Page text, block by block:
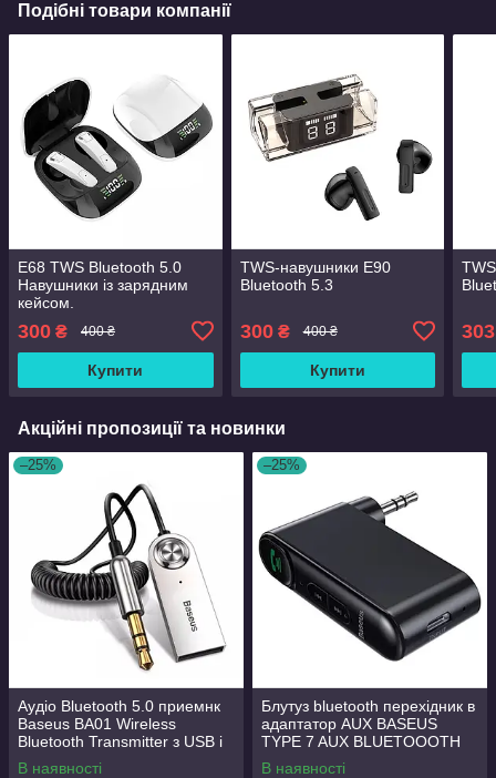
Подібні товари компанії
E68 TWS Bluetooth 5.0
Навушники із зарядним
кейсом.
300 ₴ 400 ₴
Купити
TWS-навушники E90
Bluetooth 5.3
300₴ 400 ₴
Купити
303
Акційні пропозиції та новинки
–25%
Аудіо Bluetooth 5.0 приемнк
Baseus BA01 Wireless
Bluetooth Transmitter з USB і
3.5 мм AUX разьемами
В наявності
–25%
Блутуз bluetooth перехідник в
адаптатор AUX BASEUS
TYPE 7 AUX BLUETOOOTH
HANDS-FREE CAR KIT
В наявності